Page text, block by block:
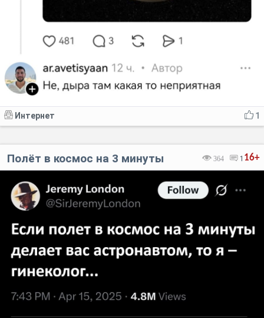
1
Интернет
16+
364 1
Полёт в космос на 3 минуты